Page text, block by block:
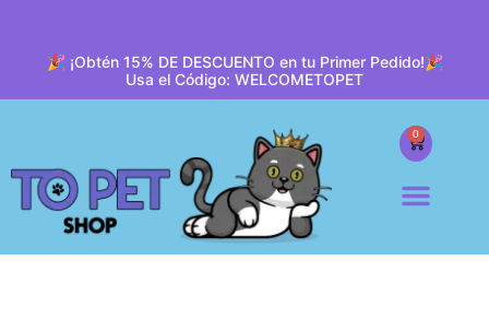
🎉 ¡Obtén 15% DE DESCUENTO en tu Primer Pedido!🎉
Usa el Código: WELCOMETOPET
0